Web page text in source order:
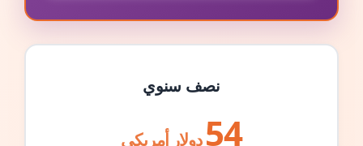
نصف سنوي
54 دولار أمريكي